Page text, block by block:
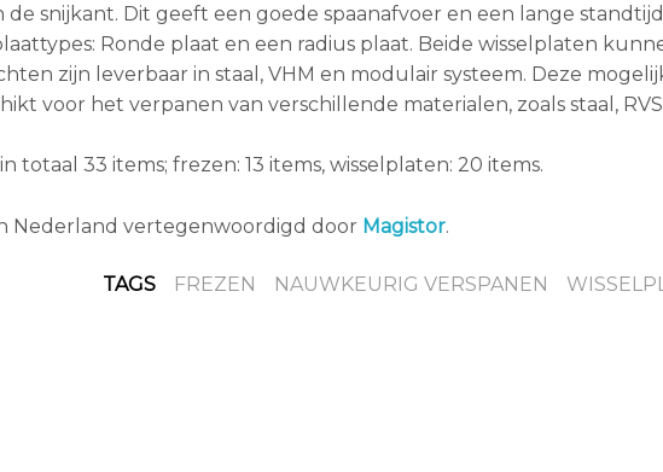
snijkant. Dit geeft een goede spaanafvoer en een lange
Ronde plaat en een radius plaat. Beide wisselplaten
zijn leverbaar in staal, VHM en modulair systeem. Deze
voor het verpanen van verschillende materialen, zoals staal,
totaal 33 items; frezen: 13 items, wisselplaten: 20 items.
Nederland vertegenwoordigd door Magistor.
TAGS FREZEN NAUWKEURIG VERSPANEN